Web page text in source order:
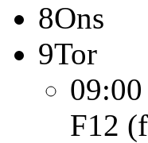
8Ons
9Tor
F12